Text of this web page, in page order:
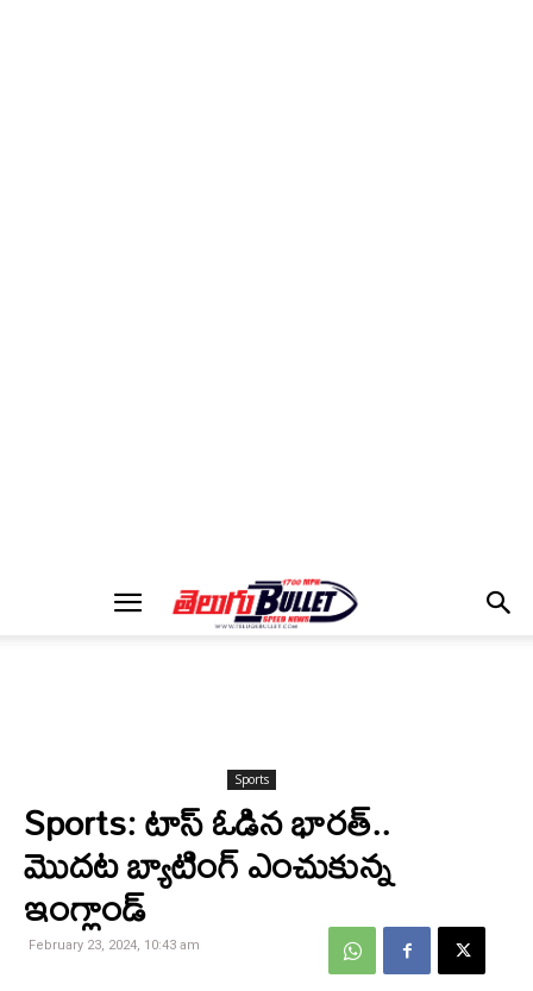
Sports
Sports: టాస్ ఓడిన భారత్..
మొదట బ్యాటింగ్ ఎంచుకున్న
ఇంగ్లాండ్
February 23, 2024, 10:43 am